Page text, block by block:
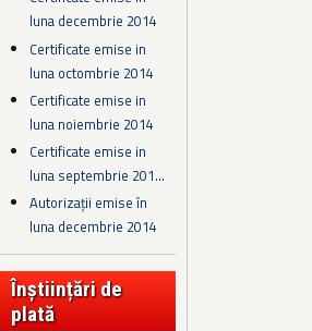
luna decembrie 2014
Certificate emise in
luna octombrie 2014
Certificate emise in
luna noiembrie 2014
Certificate emise in
luna septembrie 201...
Autorizații emise în
luna decembrie 2014
Înștiințări de
plată